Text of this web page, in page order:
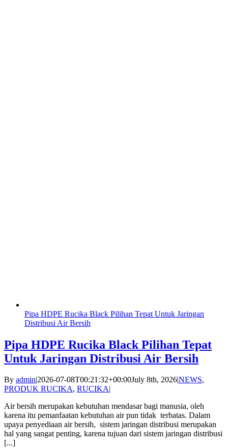
Pipa HDPE Rucika Black Pilihan Tepat Untuk Jaringan
Distribusi Air Bersih
Pipa HDPE Rucika Black Pilihan Tepat
Untuk Jaringan Distribusi Air Bersih
By admin|2026-07-08T00:21:32+00:00July 8th, 2026|NEWS,
PRODUK RUCIKA, RUCIKA|
Air bersih merupakan kebutuhan mendasar bagi manusia, oleh
karena itu pemanfaatan kebutuhan air pun tidak terbatas. Dalam
upaya penyediaan air bersih, sistem jaringan distribusi merupakan
hal yang sangat penting, karena tujuan dari sistem jaringan distribusi
[...]